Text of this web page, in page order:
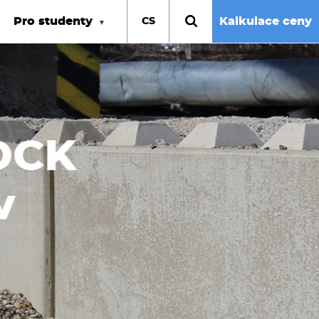
Pro studenty CS Kalkulace ceny